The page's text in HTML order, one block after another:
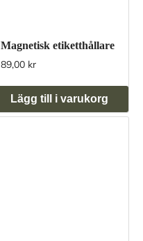
Magnetisk etiketthållare
89,00 kr
Lägg till i varukorg